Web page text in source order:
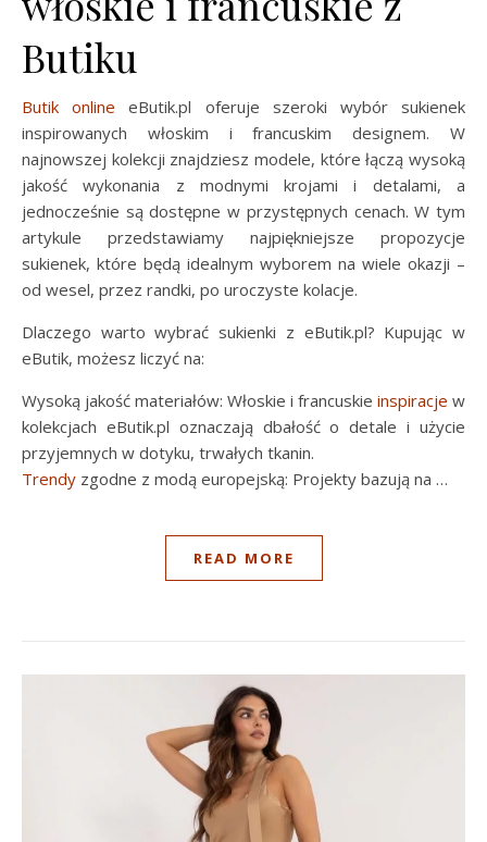
Butiku
Butik online eButik.pl oferuje szeroki wybór sukienek
inspirowanych włoskim i francuskim designem. W
najnowszej kolekcji znajdziesz modele, które łączą wysoką
jakość wykonania z modnymi krojami i detalami, a
jednocześnie są dostępne w przystępnych cenach. W tym
artykule przedstawiamy najpiękniejsze propozycje
sukienek, które będą idealnym wyborem na wiele okazji –
od wesel, przez randki, po uroczyste kolacje.
Dlaczego warto wybrać sukienki z eButik.pl? Kupując w
eButik, możesz liczyć na:
Wysoką jakość materiałów: Włoskie i francuskie inspiracje w
kolekcjach eButik.pl oznaczają dbałość o detale i użycie
przyjemnych w dotyku, trwałych tkanin.
Trendy zgodne z modą europejską: Projekty bazują na …
READ MORE